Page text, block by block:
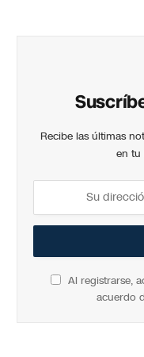
Recibe las últimas
en tu
Al registrarse,
acuerdo